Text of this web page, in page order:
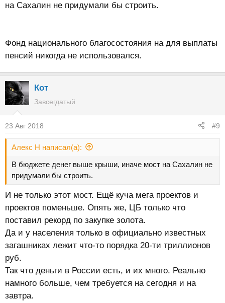
на Сахалин не придумали бы строить.
Фонд национального благосостояния на для выплаты
пенсий никогда не использовался.
Кот
Завсегдатый
23 Авг 2018 #9
Алекс Н написал(а):
В бюджете денег выше крыши, иначе мост на Сахалин не
придумали бы строить.
И не только этот мост. Ещё куча мега проектов и
проектов поменьше. Опять же, ЦБ только что
поставил рекорд по закупке золота.
Да и у населения только в официально известных
загашниках лежит что-то порядка 20-ти триллионов
руб.
Так что деньги в России есть, и их много. Реально
намного больше, чем требуется на сегодня и на
завтра.